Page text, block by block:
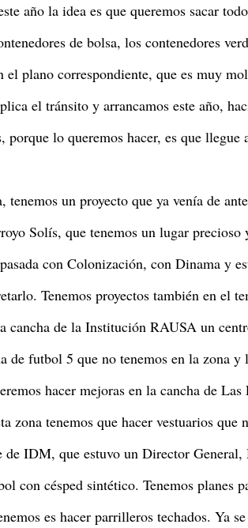
año la idea es que queremos sacar
de bolsa, los contenedores
plano correspondiente, que es muy
el tránsito y arrancamos este año,
lo queremos hacer, es que llegue
un proyecto que ya venía de
Solís, que tenemos un lugar precioso
con Colonización, con Dinama y
Tenemos proyectos también en el
cancha de la Institución RAUSA un
de futbol 5 que no tenemos en la zona y
hacer mejoras en la cancha de Las
zona tenemos que hacer vestuarios que
de IDM, que estuvo un Director General,
con césped sintético. Tenemos planes
es hacer parrilleros techados. Ya